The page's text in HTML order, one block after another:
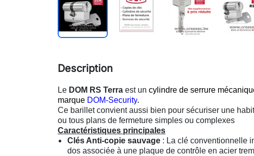
Description
Le DOM RS Terra est un cylindre de serrure
marque DOM-Security.
Ce barillet convient aussi bien pour sécuriser une
ou tous plans de fermeture simples ou complexes
Caractéristiques principales
Clés Anti-copie sauvage : La clé conventionnelle
dos associée à une plaque de contrôle en acier